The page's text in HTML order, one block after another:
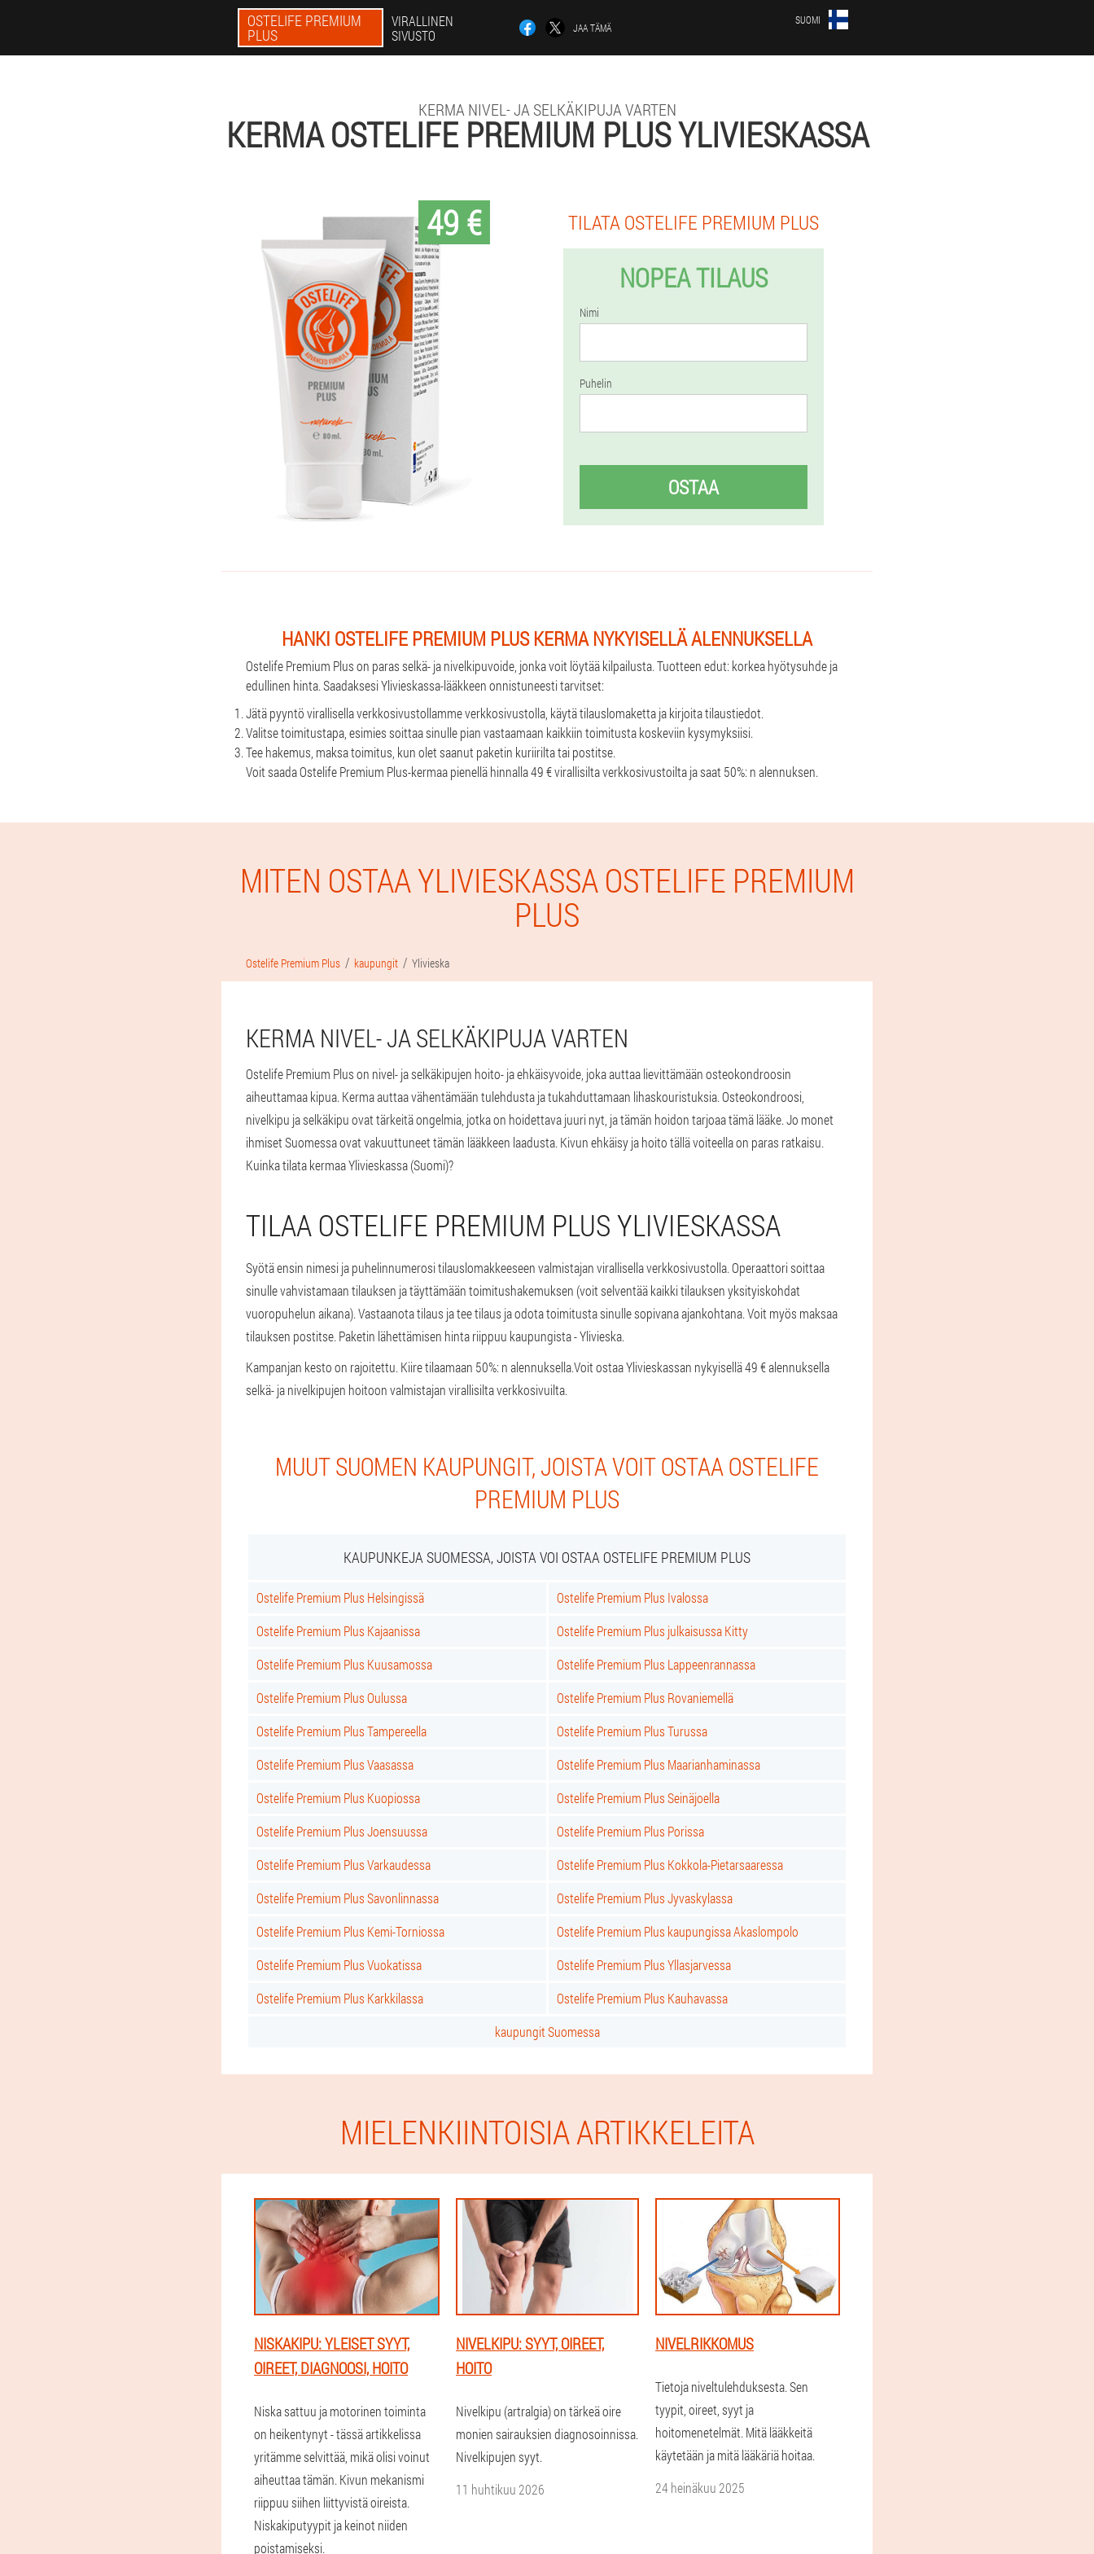
OSTELIFE PREMIUM
PLUS
VIRALLINEN
SIVUSTO
JAA TÄMÄ
SUOMI
KERMA NIVEL- JA SELKÄKIPUJA VARTEN
KERMA OSTELIFE PREMIUM PLUS YLIVIESKASSA
49 €
TILATA OSTELIFE PREMIUM PLUS
NOPEA TILAUS
Nimi
Puhelin
OSTAA
HANKI OSTELIFE PREMIUM PLUS KERMA NYKYISELLÄ ALENNUKSELLA
Ostelife Premium Plus on paras selkä- ja nivelkipuvoide, jonka voit löytää kilpailusta. Tuotteen edut: korkea hyötysuhde ja
edullinen hinta. Saadaksesi Ylivieskassa-lääkkeen onnistuneesti tarvitset:
Jätä pyyntö virallisella verkkosivustollamme verkkosivustolla, käytä tilauslomaketta ja kirjoita tilaustiedot.
Valitse toimitustapa, esimies soittaa sinulle pian vastaamaan kaikkiin toimitusta koskeviin kysymyksiisi.
Tee hakemus, maksa toimitus, kun olet saanut paketin kuriirilta tai postitse.
Voit saada Ostelife Premium Plus-kermaa pienellä hinnalla 49 € virallisilta verkkosivustoilta ja saat 50%: n alennuksen.
MITEN OSTAA YLIVIESKASSA OSTELIFE PREMIUM
PLUS
Ostelife Premium Plus kaupungit Ylivieska
KERMA NIVEL- JA SELKÄKIPUJA VARTEN
Ostelife Premium Plus on nivel- ja selkäkipujen hoito- ja ehkäisyvoide, joka auttaa lievittämään osteokondroosin
aiheuttamaa kipua. Kerma auttaa vähentämään tulehdusta ja tukahduttamaan lihaskouristuksia. Osteokondroosi,
nivelkipu ja selkäkipu ovat tärkeitä ongelmia, jotka on hoidettava juuri nyt, ja tämän hoidon tarjoaa tämä lääke. Jo monet
ihmiset Suomessa ovat vakuuttuneet tämän lääkkeen laadusta. Kivun ehkäisy ja hoito tällä voiteella on paras ratkaisu.
Kuinka tilata kermaa Ylivieskassa (Suomi)?
TILAA OSTELIFE PREMIUM PLUS YLIVIESKASSA
Syötä ensin nimesi ja puhelinnumerosi tilauslomakkeeseen valmistajan virallisella verkkosivustolla. Operaattori soittaa
sinulle vahvistamaan tilauksen ja täyttämään toimitushakemuksen (voit selventää kaikki tilauksen yksityiskohdat
vuoropuhelun aikana). Vastaanota tilaus ja tee tilaus ja odota toimitusta sinulle sopivana ajankohtana. Voit myös maksaa
tilauksen postitse. Paketin lähettämisen hinta riippuu kaupungista - Ylivieska.
Kampanjan kesto on rajoitettu. Kiire tilaamaan 50%: n alennuksella.Voit ostaa Ylivieskassan nykyisellä 49 € alennuksella
selkä- ja nivelkipujen hoitoon valmistajan virallisilta verkkosivuilta.
MUUT SUOMEN KAUPUNGIT, JOISTA VOIT OSTAA OSTELIFE
PREMIUM PLUS
KAUPUNKEJA SUOMESSA, JOISTA VOI OSTAA OSTELIFE PREMIUM PLUS
Ostelife Premium Plus Helsingissä
Ostelife Premium Plus Ivalossa
Ostelife Premium Plus Kajaanissa
Ostelife Premium Plus julkaisussa Kitty
Ostelife Premium Plus Kuusamossa
Ostelife Premium Plus Lappeenrannassa
Ostelife Premium Plus Oulussa
Ostelife Premium Plus Rovaniemellä
Ostelife Premium Plus Tampereella
Ostelife Premium Plus Turussa
Ostelife Premium Plus Vaasassa
Ostelife Premium Plus Maarianhaminassa
Ostelife Premium Plus Kuopiossa
Ostelife Premium Plus Seinäjoella
Ostelife Premium Plus Joensuussa
Ostelife Premium Plus Porissa
Ostelife Premium Plus Varkaudessa
Ostelife Premium Plus Kokkola-Pietarsaaressa
Ostelife Premium Plus Savonlinnassa
Ostelife Premium Plus Jyvaskylassa
Ostelife Premium Plus Kemi-Torniossa
Ostelife Premium Plus kaupungissa Akaslompolo
Ostelife Premium Plus Vuokatissa
Ostelife Premium Plus Yllasjarvessa
Ostelife Premium Plus Karkkilassa
Ostelife Premium Plus Kauhavassa
kaupungit Suomessa
MIELENKIINTOISIA ARTIKKELEITA
NISKAKIPU: YLEISET SYYT,
OIREET, DIAGNOOSI, HOITO
Niska sattuu ja motorinen toiminta
on heikentynyt - tässä artikkelissa
yritämme selvittää, mikä olisi voinut
aiheuttaa tämän. Kivun mekanismi
riippuu siihen liittyvistä oireista.
Niskakiputyypit ja keinot niiden
poistamiseksi.
NIVELKIPU: SYYT, OIREET,
HOITO
Nivelkipu (artralgia) on tärkeä oire
monien sairauksien diagnosoinnissa.
Nivelkipujen syyt.
11 huhtikuu 2026
NIVELRIKKOMUS
Tietoja niveltulehduksesta. Sen
tyypit, oireet, syyt ja
hoitomenetelmät. Mitä lääkkeitä
käytetään ja mitä lääkäriä hoitaa.
24 heinäkuu 2025